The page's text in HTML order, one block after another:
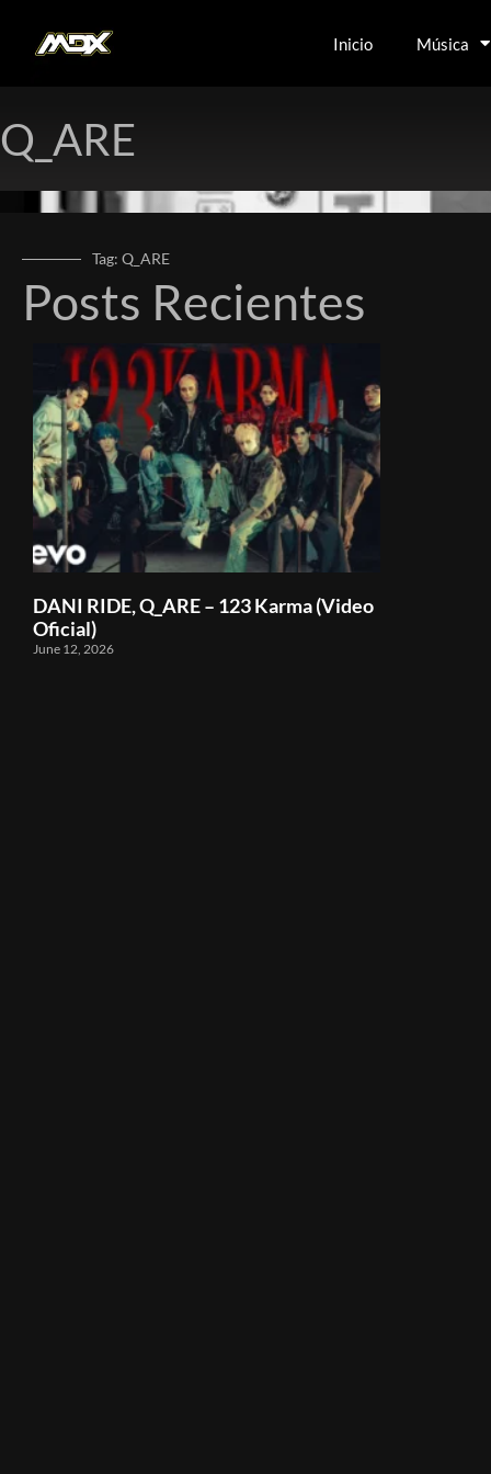
Inicio Música
Q_ARE
Tag: Q_ARE
Posts Recientes
DANI RIDE, Q_ARE – 123 Karma (Video
Oficial)
June 12, 2026